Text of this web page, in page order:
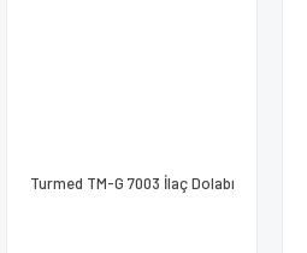
Turmed TM-G 7003 İlaç Dolabı